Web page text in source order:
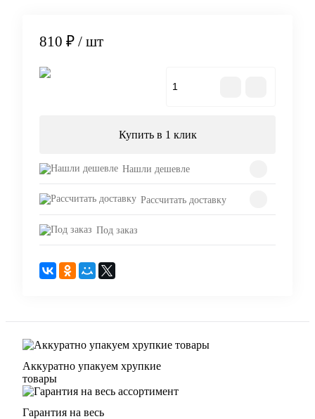
810 ₽ / шт
Купить в 1 клик
Нашли дешевле
Рассчитать доставку
Под заказ
Аккуратно упакуем хрупкие
товары
Гарантия на весь